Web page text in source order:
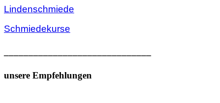
Lindenschmiede
Schmiedekurse
unsere Empfehlungen